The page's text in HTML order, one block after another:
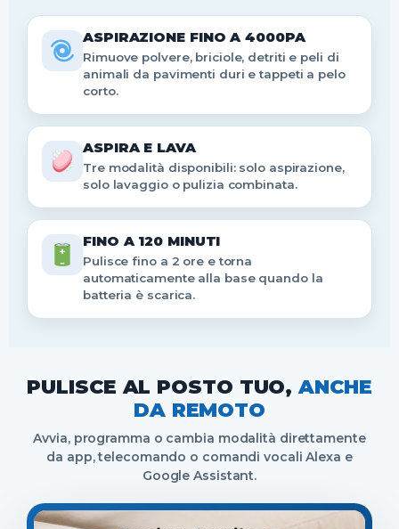
ASPIRAZIONE FINO A 4000PA
Rimuove polvere, briciole, detriti e peli di
animali da pavimenti duri e tappeti a pelo
corto.
ASPIRA E LAVA
Tre modalità disponibili: solo aspirazione,
solo lavaggio o pulizia combinata.
FINO A 120 MINUTI
Pulisce fino a 2 ore e torna
automaticamente alla base quando la
batteria è scarica.
PULISCE AL POSTO TUO,ANCHE
DA REMOTO
Avvia, programma o cambia modalità direttamente
da app, telecomando o comandi vocali Alexa e
Google Assistant.